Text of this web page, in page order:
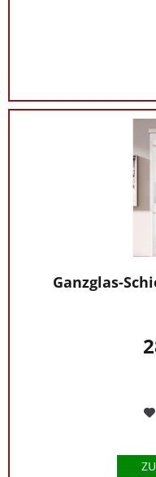
Ganzglas-